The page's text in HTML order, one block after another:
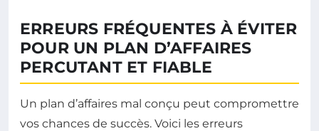
ERREURS FRÉQUENTES À ÉVITER
POUR UN PLAN D’AFFAIRES
PERCUTANT ET FIABLE
Un plan d’affaires mal conçu peut compromettre
vos chances de succès. Voici les erreurs